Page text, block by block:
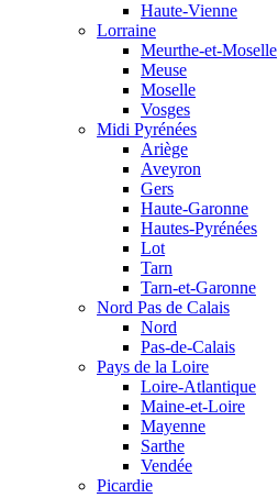
Haute-Vienne
Lorraine
Meurthe-et-Moselle
Meuse
Moselle
Vosges
Midi Pyrénées
Ariège
Aveyron
Gers
Haute-Garonne
Hautes-Pyrénées
Lot
Tarn
Tarn-et-Garonne
Nord Pas de Calais
Nord
Pas-de-Calais
Pays de la Loire
Loire-Atlantique
Maine-et-Loire
Mayenne
Sarthe
Vendée
Picardie